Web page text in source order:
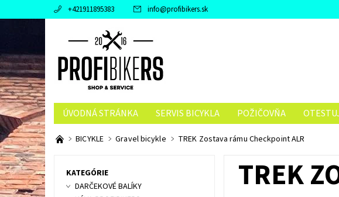
+421911895383 info@profibikers.sk
ÚVODNÁ STRÁNKA SERVIS BICYKLA POŽIČOVŇA
BICYKLE Gravel bicykle TREK Zostava rámu Checkpoint ALR
TREK
KATEGÓRIE
DARČEKOVÉ BALÍKY